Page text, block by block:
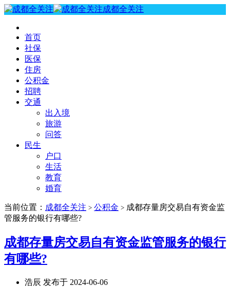
成都全关注
首页
社保
医保
住房
公积金
招聘
交通
出入境
旅游
问答
民生
户口
生活
教育
婚育
当前位置： 成都全关注 > 公积金 > 成都存量房交易自有资金监
管服务的银行有哪些?
成都存量房交易自有资金监管服务的银行
有哪些?
浩辰 发布于 2024-06-06